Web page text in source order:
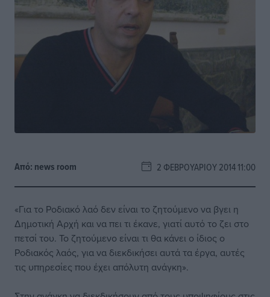
Από: news room 2 ΦΕΒΡΟΥΑΡΊΟΥ 2014 11:00
«Για το Ροδιακό λαό δεν είναι το ζητούμενο να βγει η
Δημοτική Αρχή και να πει τι έκανε, γιατί αυτό το ζει στο
πετσί του. Το ζητούμενο είναι τι θα κάνει ο ίδιος ο
Ροδιακός λαός, για να διεκδικήσει αυτά τα έργα, αυτές
τις υπηρεσίες που έχει απόλυτη ανάγκη».